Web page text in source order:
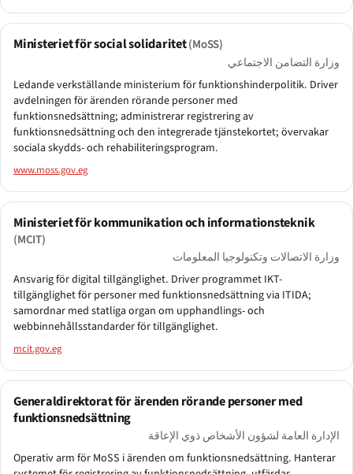
Ministeriet för social solidaritet(MoSS)
وزارة التضامن الاجتماعي
Ledande verkställande ministerium för funktionshinderpolitik. Driver
avdelningen för ärenden rörande personer med
funktionsnedsättning; administrerar registrering av
funktionsnedsättning och den integrerade tjänstekortet; övervakar
sociala skydds- och rehabiliteringsprogram.
www.moss.gov.eg
Ministeriet för kommunikation och informationsteknik
(MCIT)
وزارة الاتصالات وتكنولوجيا المعلومات
Ansvarig för digital tillgänglighet. Driver programmet IKT-
tillgänglighet för personer med funktionsnedsättning via ITIDA;
samordnar med statliga organ om upphandlings- och
webbinnehållsstandarder för tillgänglighet.
mcit.gov.eg
Generaldirektorat för ärenden rörande personer med
funktionsnedsättning
الإدارة العامة لشؤون الأشخاص ذوي الإعاقة
Operativ arm för MoSS i ärenden om funktionsnedsättning. Hanterar